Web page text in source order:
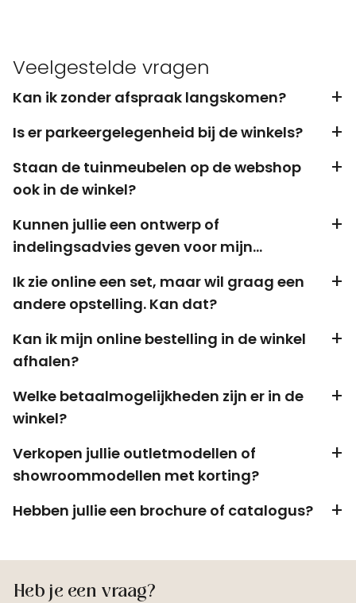
Veelgestelde vragen
Kan ik zonder afspraak langskomen?
Is er parkeergelegenheid bij de winkels?
Staan de tuinmeubelen op de webshop
ook in de winkel?
Kunnen jullie een ontwerp of
indelingsadvies geven voor mijn
Ik zie online een set, maar wil graag een
andere opstelling. Kan dat?
Kan ik mijn online bestelling in de winkel
afhalen?
Welke betaalmogelijkheden zijn er in de
winkel?
Verkopen jullie outletmodellen of
showroommodellen met korting?
Hebben jullie een brochure of catalogus?
Heb je een vraag?